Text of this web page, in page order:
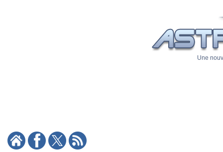
Une